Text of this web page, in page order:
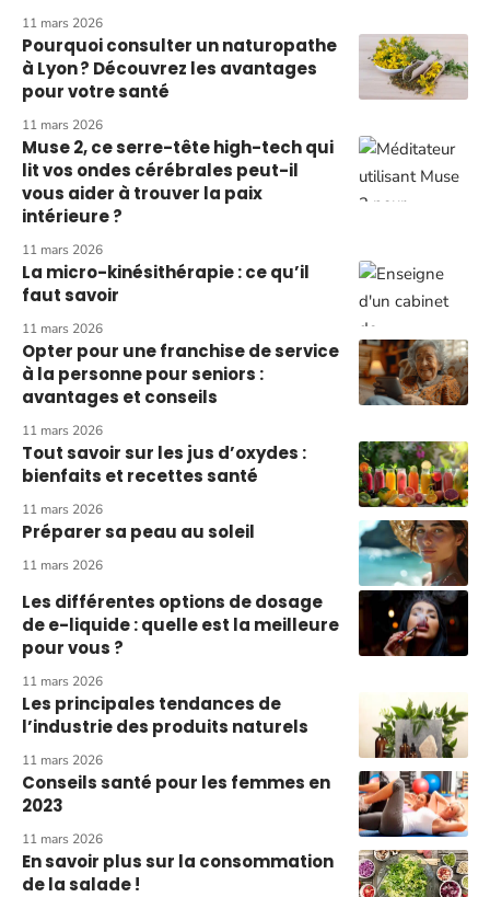
11 mars 2026
Pourquoi consulter un naturopathe
à Lyon ? Découvrez les avantages
pour votre santé
11 mars 2026
Muse 2, ce serre-tête high-tech qui
lit vos ondes cérébrales peut-il
vous aider à trouver la paix
intérieure ?
11 mars 2026
La micro-kinésithérapie : ce qu’il
faut savoir
11 mars 2026
Opter pour une franchise de service
à la personne pour seniors :
avantages et conseils
11 mars 2026
Tout savoir sur les jus d’oxydes :
bienfaits et recettes santé
11 mars 2026
Préparer sa peau au soleil
11 mars 2026
Les différentes options de dosage
de e-liquide : quelle est la meilleure
pour vous ?
11 mars 2026
Les principales tendances de
l’industrie des produits naturels
11 mars 2026
Conseils santé pour les femmes en
2023
11 mars 2026
En savoir plus sur la consommation
de la salade !